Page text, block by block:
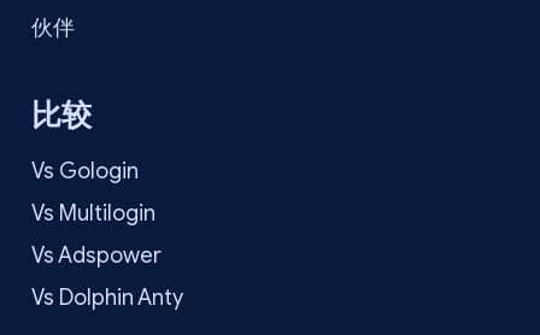
伙伴
比较
Vs Gologin
Vs Multilogin
Vs Adspower
Vs Dolphin Anty